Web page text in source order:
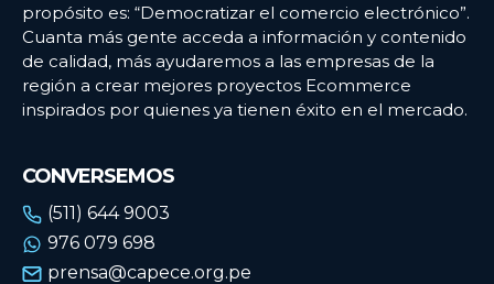
propósito es: “Democratizar el comercio electrónico”.
Cuanta más gente acceda a información y contenido
de calidad, más ayudaremos a las empresas de la
región a crear mejores proyectos Ecommerce
inspirados por quienes ya tienen éxito en el mercado.
CONVERSEMOS
(511) 644 9003
976 079 698
prensa@capece.org.pe